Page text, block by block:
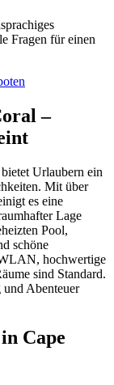
Fragen für einen
–
Urlaubern ein
Mit über
es eine
Lage
Pool,
schöne
hochwertige
sind Standard.
Cape